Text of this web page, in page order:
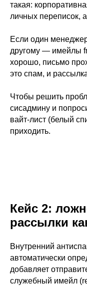
такая:
личных переписок,
Если один
другому — имейлы
хорошо, письмо
это спам, и
Чтобы решить
сисадмину и
вайт-лист (белый
приходить.
Кейс 2:
рассылки
Внутренний
автоматически
добавляет
служебный имейл